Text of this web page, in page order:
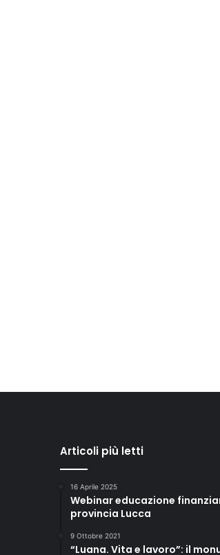
Articoli più letti
16 Aprile 2025
Webinar educazione
provincia Lucca
9 Ottobre 2021
“Luana. Vita e lavoro”: il